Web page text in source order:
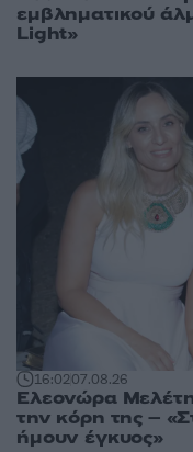
εμβληματικού
Light»
16:0207.08.26
Ελεονώρα
την κόρη της –
ήμουν έγκυος»